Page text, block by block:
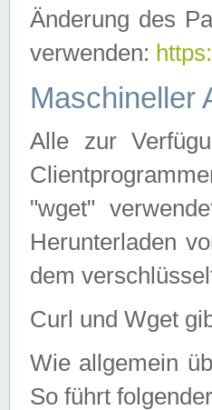
Änderung des
verwenden:
Maschineller
Alle zur
"wget"
Herunterladen
dem
Curl und Wget
Wie allgemein
So führt